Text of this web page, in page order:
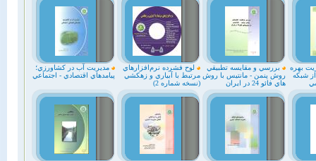
مديريت آب در كشاورزي؛
پيامدهاي اقتصادي - اجتماعي
لوح فشرده نرم‌افزارهاي
مرتبط با آبياري و زهكشي
(نسخه شماره 2)
بررسي و مقايسه تطبيقي
روش پنمن - مانتيس با روش
هاي فائو 24 در ايران
بهره
شبكه